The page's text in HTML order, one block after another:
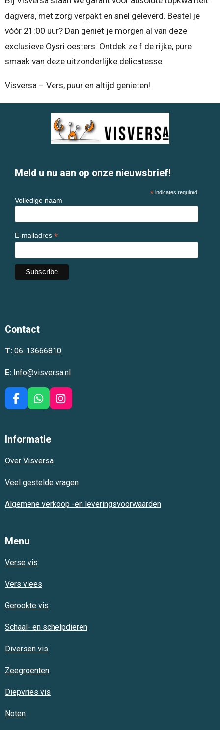
dagvers, met zorg verpakt en snel geleverd. Bestel je
vóór 21:00 uur? Dan geniet je morgen al van deze
exclusieve Oysri oesters. Ontdek zelf de rijke, pure
smaak van deze uitzonderlijke delicatesse.
Visversa – Vers, puur en altijd genieten!
Meld u nu aan op onze nieuwsbrief!
* indicates required
Volledige naam
E-mailadres *
Contact
T: 06-13666810
E: Info@visversa.nl
F
a
b
o
W
h
s
p
I
n
m
Informatie
Over Visversa
Veel gestelde vragen
Algemene verkoop -en leveringsvoorwaarden
Menu
Verse vis
Vers vlees
Gerookte vis
Schaal- en schelpdieren
Diversen vis
Zeegroenten
Diepvries vis
Noten